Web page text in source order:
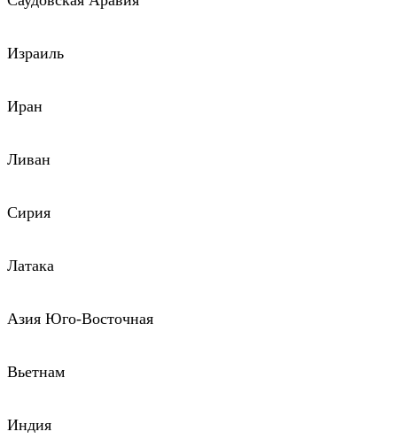
Израиль
Иран
Ливан
Сирия
Латака
Азия Юго-Восточная
Вьетнам
Индия